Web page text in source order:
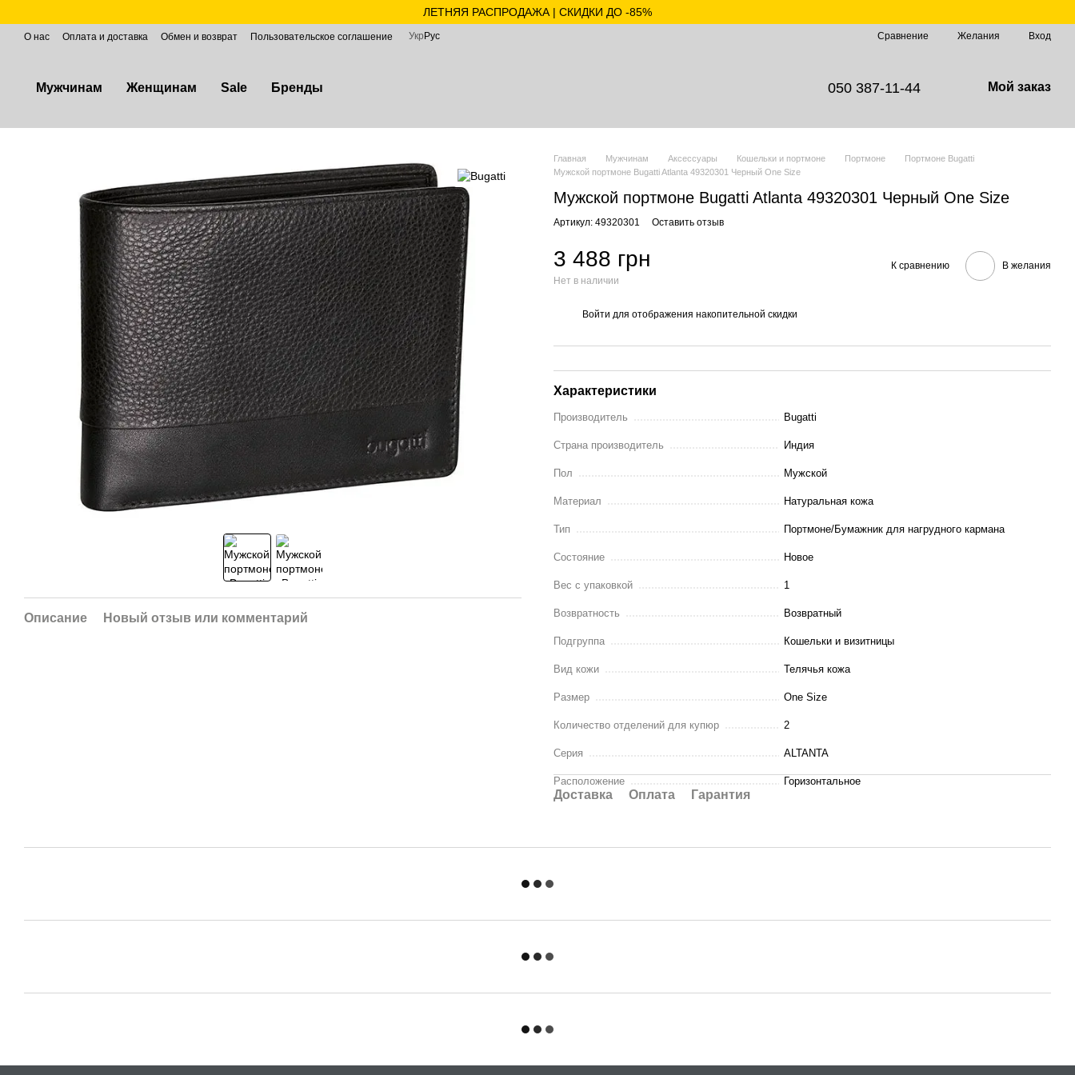
ЛЕТНЯЯ РАСПРОДАЖА | СКИДКИ ДО -85%
О нас Оплата и доставка Обмен и возврат Пользовательское соглашение Укр Рус Сравнение Желания Вход
Мужчинам Женщинам Sale Бренды 050 387-11-44 Мой заказ
Описание Новый отзыв или комментарий
Главная Мужчинам Аксессуары Кошельки и портмоне Портмоне
Портмоне Bugatti
Мужской портмоне Bugatti Atlanta 49320301 Черный One Size
Мужской портмоне Bugatti Atlanta 49320301 Черный One Size
Артикул: 49320301 Оставить отзыв
3 488 грн
Нет в наличии
К сравнению В желания
Войти для отображения накопительной скидки
Характеристики
Производитель Bugatti
Страна производитель Индия
Пол Мужской
Материал Натуральная кожа
Тип Портмоне/Бумажник для нагрудного кармана
Состояние Новое
Вес с упаковкой 1
Возвратность Возвратный
Подгруппа Кошельки и визитницы
Вид кожи Телячья кожа
Размер One Size
Количество отделений для купюр 2
Серия ALTANTA
Расположение Горизонтальное
Доставка Оплата Гарантия